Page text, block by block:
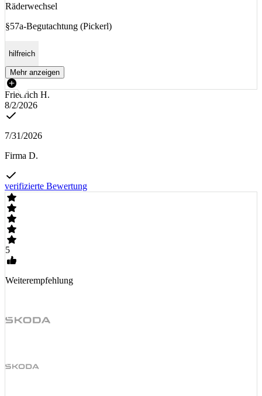
Räderwechsel
§57a-Begutachtung (Pickerl)
hilfreich
Mehr anzeigen
Friedrich H.
8/2/2026
7/31/2026
Firma D.
verifizierte Bewertung
5
Weiterempfehlung